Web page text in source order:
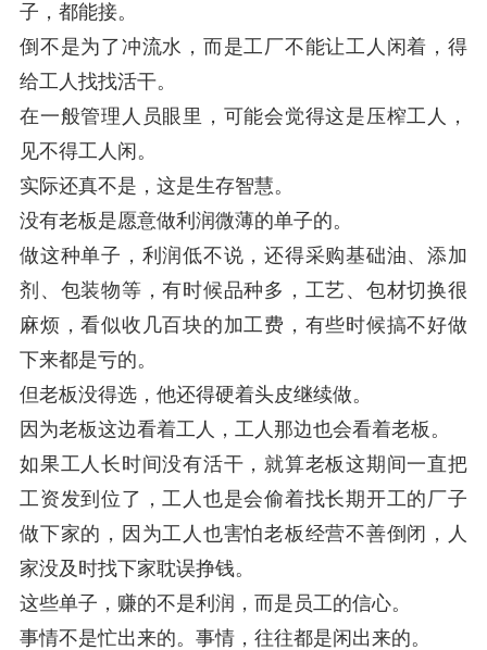
子，都能接。
倒不是为了冲流水，而是工厂不能让工人闲着，得
给工人找找活干。
在一般管理人员眼里，可能会觉得这是压榨工人，
见不得工人闲。
实际还真不是，这是生存智慧。
没有老板是愿意做利润微薄的单子的。
做这种单子，利润低不说，还得采购基础油、添加
剂、包装物等，有时候品种多，工艺、包材切换很
麻烦，看似收几百块的加工费，有些时候搞不好做
下来都是亏的。
但老板没得选，他还得硬着头皮继续做。
因为老板这边看着工人，工人那边也会看着老板。
如果工人长时间没有活干，就算老板这期间一直把
工资发到位了，工人也是会偷着找长期开工的厂子
做下家的，因为工人也害怕老板经营不善倒闭，人
家没及时找下家耽误挣钱。
这些单子，赚的不是利润，而是员工的信心。
事情不是忙出来的。事情，往往都是闲出来的。